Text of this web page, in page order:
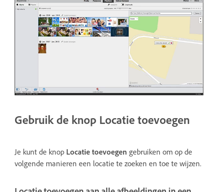
Gebruik de knop Locatie toevoegen
Je kunt de knop Locatie toevoegen gebruiken om op de
volgende manieren een locatie te zoeken en toe te wijzen.